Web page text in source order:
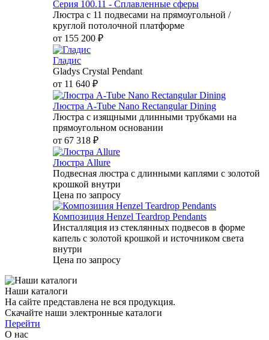
Серия 100.11 - Сплавленные сферы
Люстра с 11 подвесами на прямоугольной /
круглой потолочной платформе
от 155 200 ₽
Гладис
Gladys Crystal Pendant
от 11 640 ₽
Люстра A-Tube Nano Rectangular Dining
Люстра с изящными длинными трубками на
прямоугольном основании
от 67 318 ₽
Люстра Allure
Подвесная люстра с длинными каплями с золотой
крошкой внутри
Цена по запросу
Композиция Henzel Teardrop Pendants
Инсталляция из стеклянных подвесов в форме
капель с золотой крошкой и источником света
внутри
Цена по запросу
Наши каталоги
На сайте представлена не вся продукция.
Скачайте наши электронные каталоги
Перейти
О нас